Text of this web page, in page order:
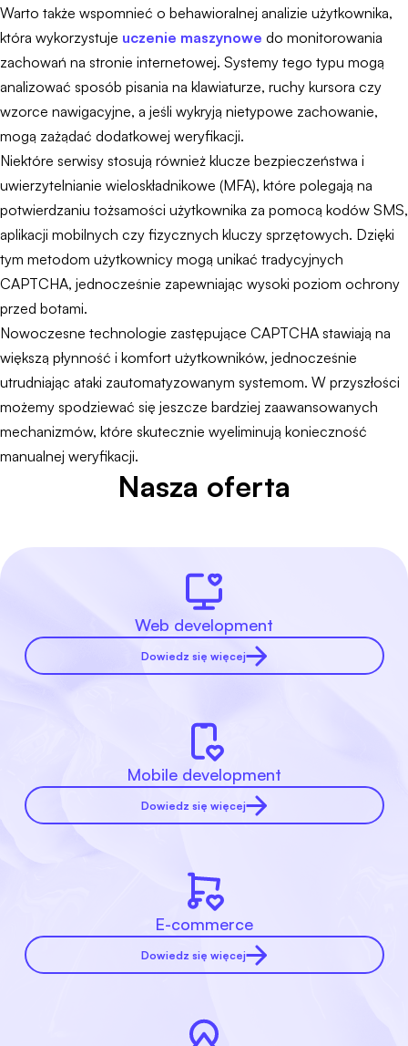
Warto także wspomnieć o behawioralnej analizie użytkownika,
która wykorzystuje uczenie maszynowe do monitorowania
zachowań na stronie internetowej. Systemy tego typu mogą
analizować sposób pisania na klawiaturze, ruchy kursora czy
wzorce nawigacyjne, a jeśli wykryją nietypowe zachowanie,
mogą zażądać dodatkowej weryfikacji.
Niektóre serwisy stosują również klucze bezpieczeństwa i
uwierzytelnianie wieloskładnikowe (MFA), które polegają na
potwierdzaniu tożsamości użytkownika za pomocą kodów SMS,
aplikacji mobilnych czy fizycznych kluczy sprzętowych. Dzięki
tym metodom użytkownicy mogą unikać tradycyjnych
CAPTCHA, jednocześnie zapewniając wysoki poziom ochrony
przed botami.
Nowoczesne technologie zastępujące CAPTCHA stawiają na
większą płynność i komfort użytkowników, jednocześnie
utrudniając ataki zautomatyzowanym systemom. W przyszłości
możemy spodziewać się jeszcze bardziej zaawansowanych
mechanizmów, które skutecznie wyeliminują konieczność
manualnej weryfikacji.
Nasza oferta
Web development
Dowiedz się więcej
Mobile development
Dowiedz się więcej
E-commerce
Dowiedz się więcej